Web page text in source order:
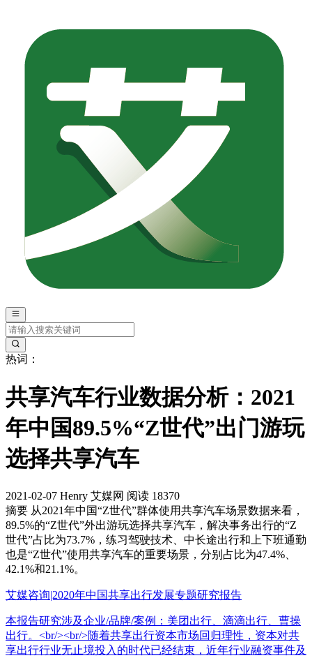
热词：
共享汽车行业数据分析：2021
年中国89.5%“Z世代”出门游玩
选择共享汽车
2021-02-07 Henry 艾媒网 阅读 18370
摘要 从2021年中国“Z世代”群体使用共享汽车场景数据来看，
89.5%的“Z世代”外出游玩选择共享汽车，解决事务出行的“Z
世代”占比为73.7%，练习驾驶技术、中长途出行和上下班通勤
也是“Z世代”使用共享汽车的重要场景，分别占比为47.4%、
42.1%和21.1%。
艾媒咨询|2020年中国共享出行发展专题研究报告
本报告研究涉及企业/品牌/案例：美团出行、滴滴出行、曹操
出行。<br/><br/>随着共享出行资本市场回归理性，资本对共
享出行行业无止境投入的时代已经结束，近年行业融资事件及